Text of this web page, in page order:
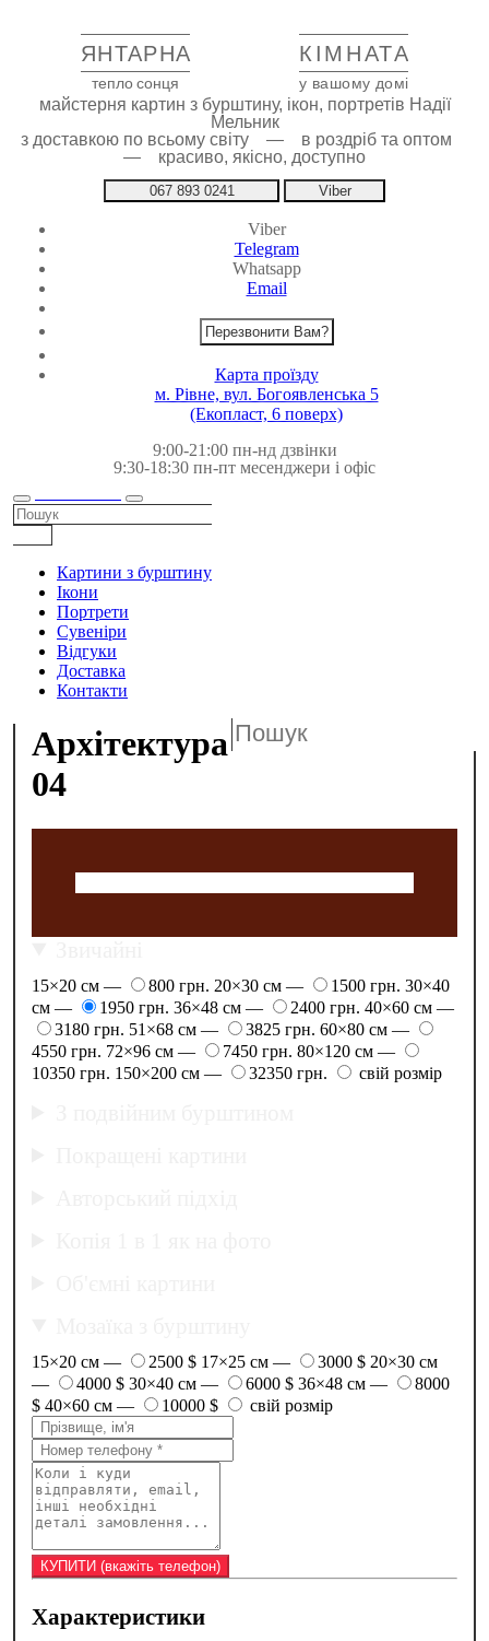
ЯНТАРНА КІМНАТА
тепло сонця у вашому домі
майстерня картин з бурштину, ікон, портретів Надії
Мельник
з доставкою по всьому світу — в роздріб та оптом
— красиво, якісно, доступно
067 893 0241 Viber
Viber
Telegram
Whatsapp
Email
Перезвонити Вам?
Карта проїзду
м. Рівне, вул. Богоявленська 5
(Екопласт, 6 поверх)
9:00-21:00 пн-нд дзвінки
9:30-18:30 пн-пт месенджери і офіс
Картини з бурштину
Ікони
Портрети
Сувеніри
Відгуки
Доставка
Контакти
Архітектура
04
15×20 см — 800 грн. 20×30 см — 1500 грн. 30×40
см —
1950 грн. 36×48 см — 2400 грн. 40×60 см —
3180 грн. 51×68 см — 3825 грн. 60×80 см —
4550 грн. 72×96 см — 7450 грн. 80×120 см —
10350 грн. 150×200 см — 32350 грн. свій розмір
15×20 см — 2500 $ 17×25 см — 3000 $ 20×30 см
—
4000 $ 30×40 см — 6000 $ 36×48 см —
8000
$ 40×60 см — 10000 $ свій розмір
Характеристики